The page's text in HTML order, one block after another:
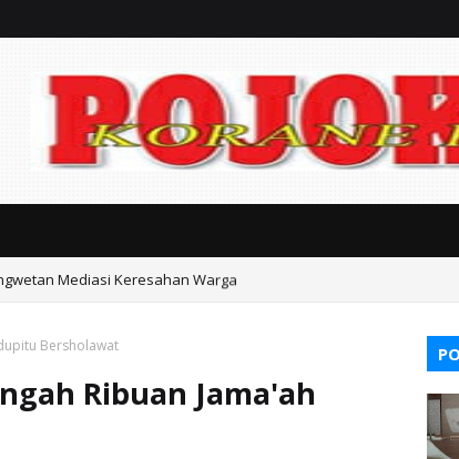
Mediasi Keresahan Warga
Bersholawat
Ribuan Jama'ah